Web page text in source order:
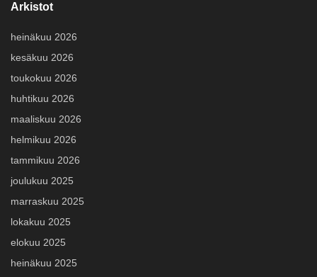
Arkistot
heinäkuu 2026
kesäkuu 2026
toukokuu 2026
huhtikuu 2026
maaliskuu 2026
helmikuu 2026
tammikuu 2026
joulukuu 2025
marraskuu 2025
lokakuu 2025
elokuu 2025
heinäkuu 2025